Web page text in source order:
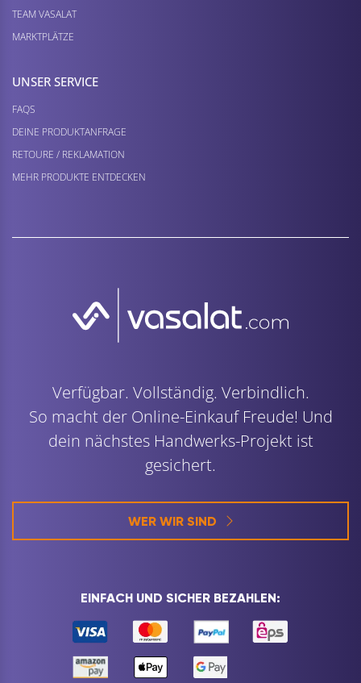
TEAM VASALAT
MARKTPLÄTZE
UNSER SERVICE
FAQS
DEINE PRODUKTANFRAGE
RETOURE / REKLAMATION
MEHR PRODUKTE ENTDECKEN
Verfügbar. Vollständig. Verbindlich.
So macht der Online-Einkauf Freude! Und
dein nächstes Handwerks-Projekt ist
gesichert.
WER WIR SIND
EINFACH UND SICHER BEZAHLEN: